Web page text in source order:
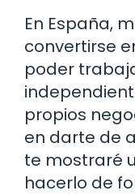
En España,
convertirse
poder
propios
en darte de
te mostraré
hacerlo de